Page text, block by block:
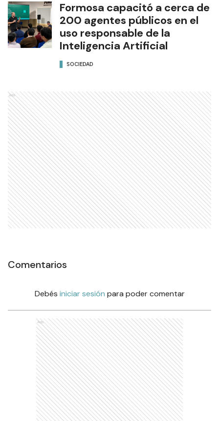
Formosa capacitó a cerca de
200 agentes públicos en el
uso responsable de la
Inteligencia Artificial
SOCIEDAD
Ads
Comentarios
Debés iniciar sesión para poder comentar
Ads